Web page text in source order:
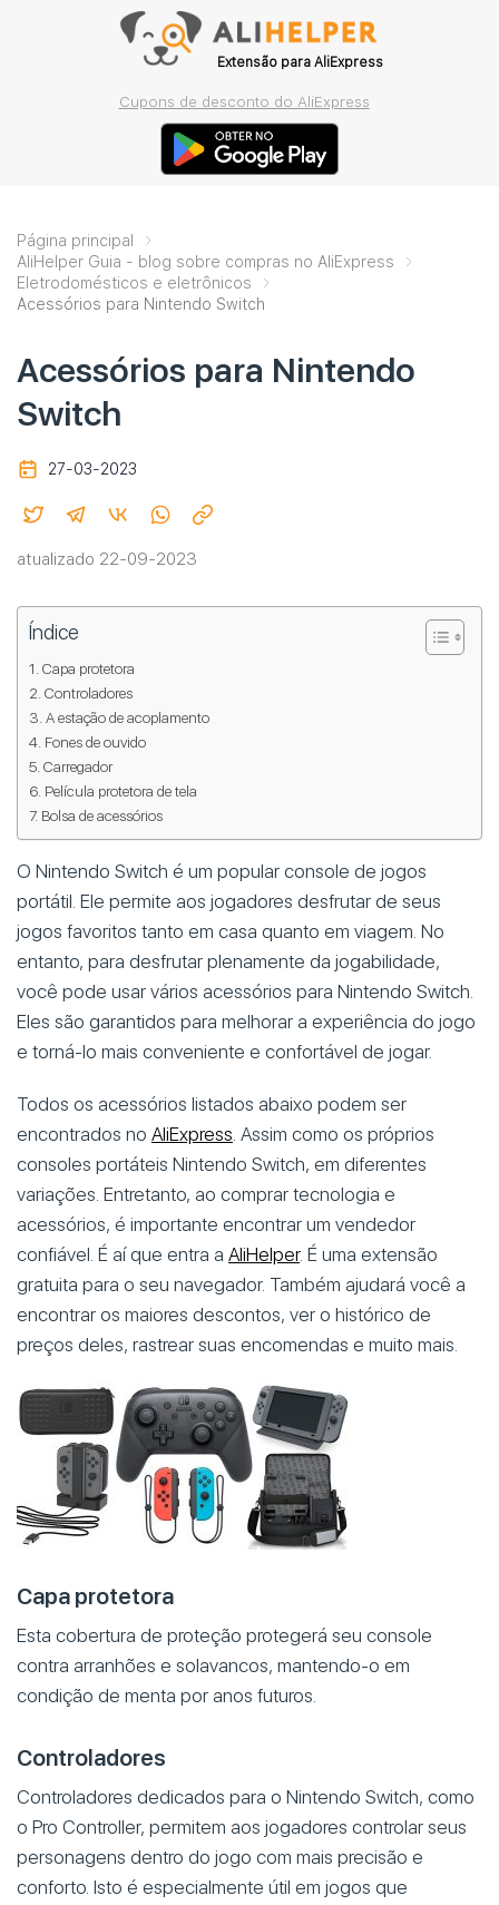
Extensão para AliExpress
Cupons de desconto do AliExpress
Página principal
AliHelper Guia - blog sobre compras no AliExpress
Eletrodomésticos e eletrônicos
Acessórios para Nintendo Switch
Acessórios para Nintendo
Switch
27-03-2023
atualizado 22-09-2023
Índice
Capa protetora
Controladores
A estação de acoplamento
Fones de ouvido
Carregador
Película protetora de tela
Bolsa de acessórios
O Nintendo Switch é um popular console de jogos
portátil. Ele permite aos jogadores desfrutar de seus
jogos favoritos tanto em casa quanto em viagem. No
entanto, para desfrutar plenamente da jogabilidade,
você pode usar vários acessórios para Nintendo Switch.
Eles são garantidos para melhorar a experiência do jogo
e torná-lo mais conveniente e confortável de jogar.
Todos os acessórios listados abaixo podem ser
encontrados no AliExpress. Assim como os próprios
consoles portáteis Nintendo Switch, em diferentes
variações. Entretanto, ao comprar tecnologia e
acessórios, é importante encontrar um vendedor
confiável. É aí que entra a AliHelper. É uma extensão
gratuita para o seu navegador. Também ajudará você a
encontrar os maiores descontos, ver o histórico de
preços deles, rastrear suas encomendas e muito mais.
Capa protetora
Esta cobertura de proteção protegerá seu console
contra arranhões e solavancos, mantendo-o em
condição de menta por anos futuros.
Controladores
Controladores dedicados para o Nintendo Switch, como
o Pro Controller, permitem aos jogadores controlar seus
personagens dentro do jogo com mais precisão e
conforto. Isto é especialmente útil em jogos que